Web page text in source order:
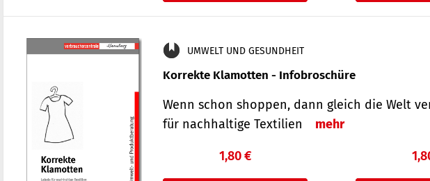
UMWELT UND GESUNDHEIT
Korrekte Klamotten - Infobroschüre
Wenn schon shoppen, dann gleich die Welt
für nachhaltige Textilien
mehr
1,80 €